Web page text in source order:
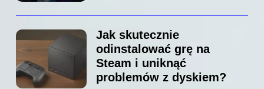
Jak skutecznie
odinstalować grę na
Steam i uniknąć
problemów z dyskiem?